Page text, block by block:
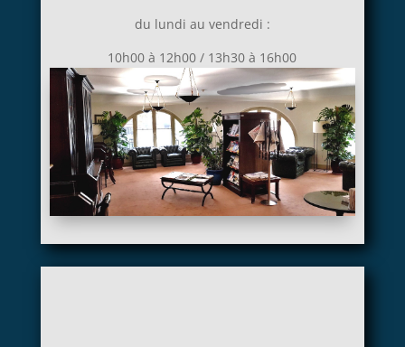
du lundi au vendredi :
10h00 à 12h00 / 13h30 à 16h00